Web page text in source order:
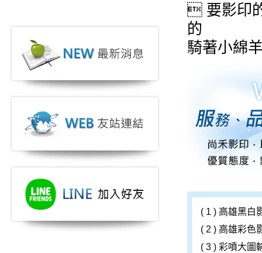
 要影印
的
騎著小綿
( 1 ) 高雄黑白
( 2 ) 高雄彩色
( 3 ) 彩噴大圖